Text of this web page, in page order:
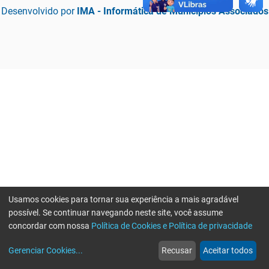
Desenvolvido por IMA - Informática de Municípios Associados
web
Notícias
more_horiz
Mais
Usamos cookies para tornar sua experiência a mais agradável
possível. Se continuar navegando neste site, você assume
concordar com nossa Política de Cookies e Política de privacidade
Gerenciar Cookies... Recusar Aceitar todos
Erro ao enviar informações, por favor tente novamente